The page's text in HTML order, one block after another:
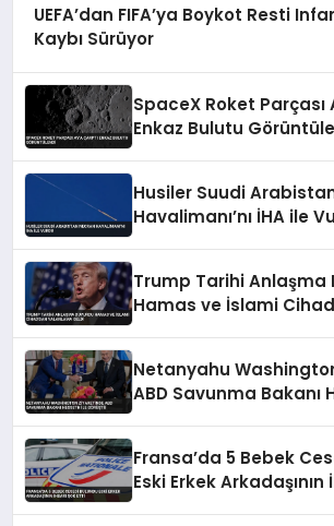
UEFA’dan FIFA’ya Boykot Resti
Kaybı Sürüyor
SpaceX Roket Parçası
Enkaz Bulutu
Husiler Suudi
Havalimanı’nı İHA ile
Trump Tarihi Anlaşma
Hamas ve İslami
Netanyahu
ABD Savunma Bakanı
Fransa’da 5 Bebek
Eski Erkek Arkadaşının